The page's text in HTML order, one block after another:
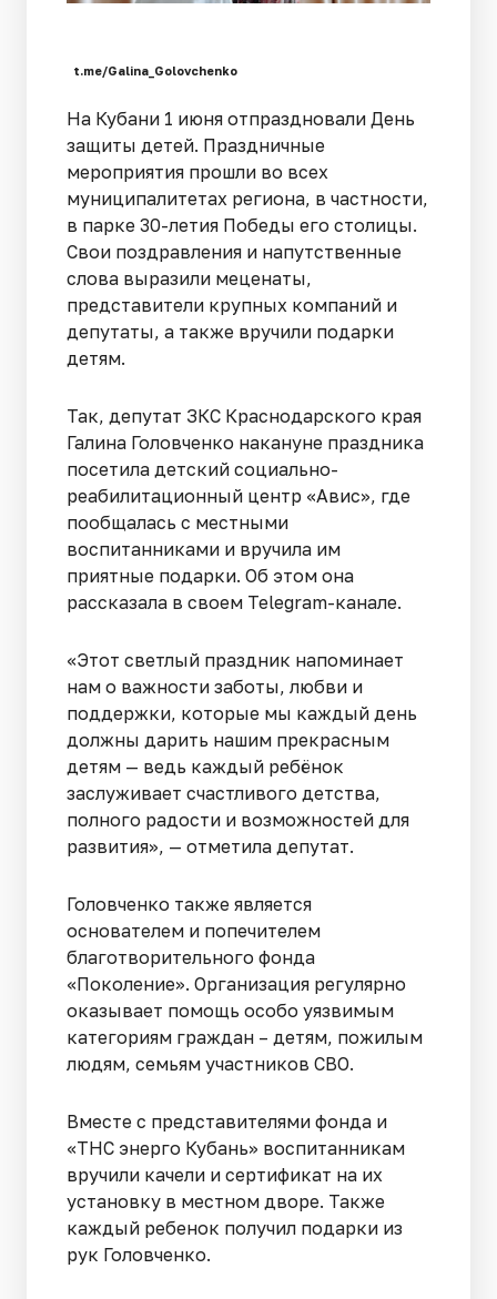
t.me/Galina_Golovchenko
На Кубани 1 июня отпраздновали День
защиты детей. Праздничные
мероприятия прошли во всех
муниципалитетах региона, в частности,
в парке 30-летия Победы его столицы.
Свои поздравления и напутственные
слова выразили меценаты,
представители крупных компаний и
депутаты, а также вручили подарки
детям.
Так, депутат ЗКС Краснодарского края
Галина Головченко накануне праздника
посетила детский социально-
реабилитационный центр «Авис», где
пообщалась с местными
воспитанниками и вручила им
приятные подарки. Об этом она
рассказала в своем Telegram-канале.
«Этот светлый праздник напоминает
нам о важности заботы, любви и
поддержки, которые мы каждый день
должны дарить нашим прекрасным
детям — ведь каждый ребёнок
заслуживает счастливого детства,
полного радости и возможностей для
развития», — отметила депутат.
Головченко также является
основателем и попечителем
благотворительного фонда
«Поколение». Организация регулярно
оказывает помощь особо уязвимым
категориям граждан – детям, пожилым
людям, семьям участников СВО.
Вместе с представителями фонда и
«ТНС энерго Кубань» воспитанникам
вручили качели и сертификат на их
установку в местном дворе. Также
каждый ребенок получил подарки из
рук Головченко.